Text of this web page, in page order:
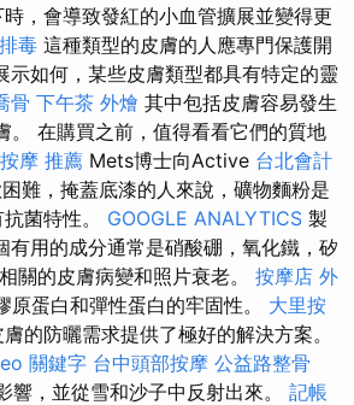
，會導致發紅的小血管擴展並變得更
毒 這種類型的皮膚的人應專門保護開
示如何，某些皮膚類型都具有特定的靈
骨 下午茶 外燴 其中包括皮膚容易發生
。 在購買之前，值得看看它們的質地
按摩 推薦 Mets博士向Active 台北會計
難，掩蓋底漆的人來說，礦物麵粉是
菌特性。 GOOGLE ANALYTICS 製
有用的成分通常是硝酸硼，氧化鐵，矽
關的皮膚病變和照片衰老。 按摩店 外
蛋白和彈性蛋白的牢固性。 大里按
的防曬需求提供了極好的解決方案。
關鍵字 台中頭部按摩 公益路整骨
，並從雪和沙子中反射出來。 記帳